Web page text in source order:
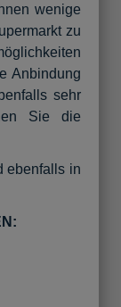
wenige
zu
Anbindung
sehr
Sie die
ebenfalls in